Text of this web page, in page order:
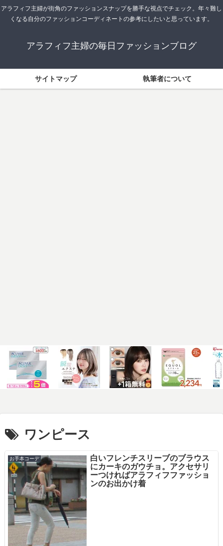
アラフィフ主婦が街角のファッションスナップを勝手な視点でチェック。年々難し
くなる自分のファッションコーディネートの参考にしたいと思っています。
アラフィフ主婦の毎日ファッションブログ
サイトマップ 執筆者について
ワンピース
お手本コーデ
白いフレンチスリーブのブラウス
にカーキのガウチョ。アクセサリ
ーつければアラフィフファッショ
ンのお出かけ着